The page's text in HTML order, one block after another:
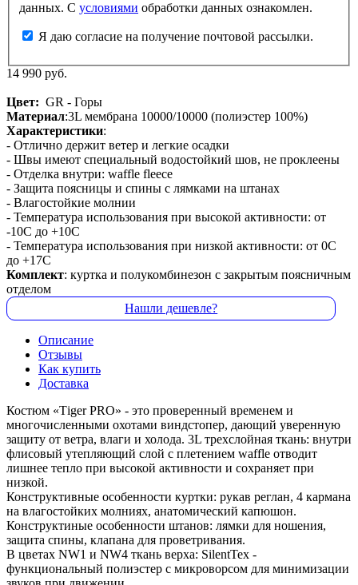
данных. С условиями обработки данных ознакомлен.
Я даю согласие на получение почтовой рассылки.
14 990 руб.
Цвет: GR - Горы
Материал:3L мембрана 10000/10000 (полиэстер 100%)
Характеристики:
- Отлично держит ветер и легкие осадки
- Швы имеют специальный водостойкий шов, не проклеены
- Отделка внутри: waffle fleece
- Защита поясницы и спины с лямками на штанах
- Влагостойкие молнии
- Температура использования при высокой активности: от
-10С до +10С
- Температура использования при низкой активности: от 0С
до +17С
Комплект: куртка и полукомбинезон с закрытым поясничным
отделом
Нашли дешевле?
Описание
Отзывы
Как купить
Доставка
Костюм «Тiger PRO» - это проверенный временем и
многочисленными охотами виндстопер, дающий уверенную
защиту от ветра, влаги и холода. 3L трехслойная ткань: внутри
флисовый утепляющий слой с плетением waffle отводит
лишнее тепло при высокой активности и сохраняет при
низкой.
Конструктивные особенности куртки: рукав реглан, 4 кармана
на влагостойких молниях, анатомический капюшон.
Конструктиные особенности штанов: лямки для ношения,
защита спины, клапана для проветривания.
В цветах NW1 и NW4 ткань верха: SilentTex -
функциональный полиэстер с микроворсом для минимизации